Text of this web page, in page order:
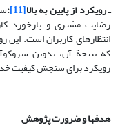
ـ رویکرد از پایین به بالا[11]
:
رضایت مشتری و بازخورد
انتظارهای کاربران است.
که نتیجة آن، تدوین
رویکرد برای سنجش کیفیت
هدفها و ضرورت پژوهش